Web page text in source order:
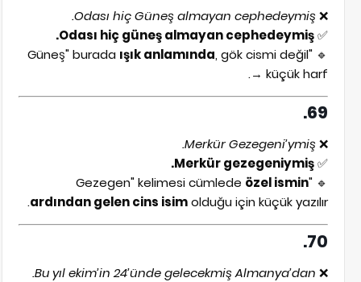
❌
Odası hiç Güneş almayan cephedeymiş.
✅
Odası hiç güneş almayan cephedeymiş.
🔹 "Güneş" burada
ışık anlamında, gök cismi değil
→ küçük harf.
69.
❌
Merkür Gezegeni’ymiş.
✅
Merkür gezegeniymiş.
🔹 "Gezegen" kelimesi cümlede
özel ismin
ardından gelen cins isimolduğu için küçük yazılır.
70.
❌
Bu yıl ekim’in 24’ünde gelecekmiş Almanya’dan.